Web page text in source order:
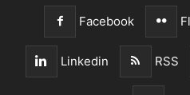
Facebook
Linkedin RSS